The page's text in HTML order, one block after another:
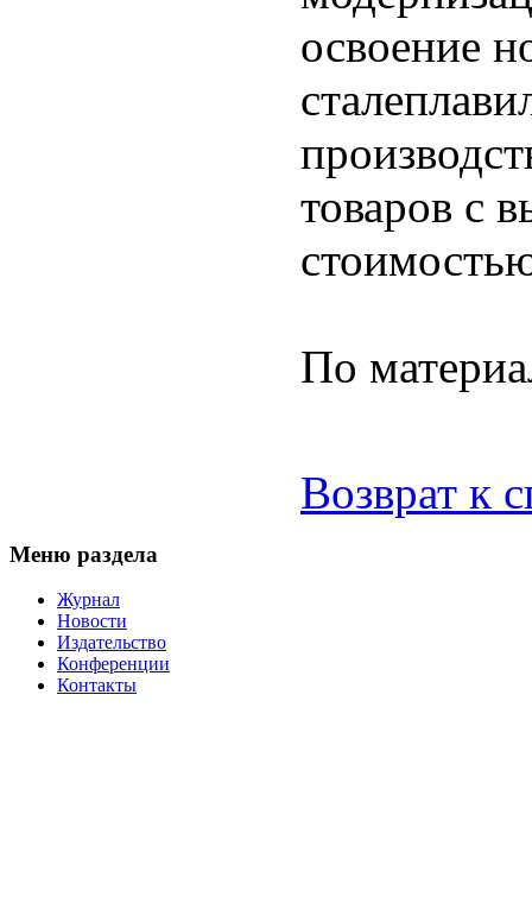
освоение
товаров с
По
Возврат к
Меню раздела
Журнал
Новости
Издательство
Конференции
Контакты